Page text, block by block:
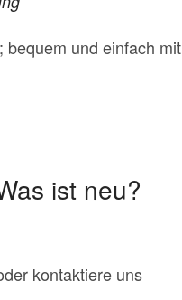
bequem und einfach mit
ist neu?
kontaktiere uns